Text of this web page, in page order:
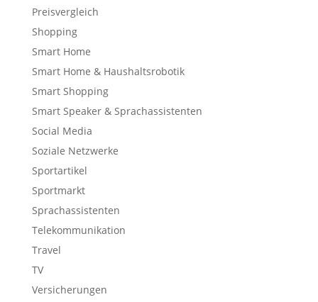
Preisvergleich
Shopping
Smart Home
Smart Home & Haushaltsrobotik
Smart Shopping
Smart Speaker & Sprachassistenten
Social Media
Soziale Netzwerke
Sportartikel
Sportmarkt
Sprachassistenten
Telekommunikation
Travel
TV
Versicherungen